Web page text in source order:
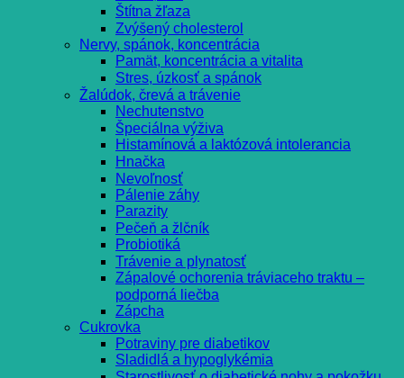
Štítna žľaza
Zvýšený cholesterol
Nervy, spánok, koncentrácia
Pamät, koncentrácia a vitalita
Stres, úzkosť a spánok
Žalúdok, črevá a trávenie
Nechutenstvo
Špeciálna výživa
Histamínová a laktózová intolerancia
Hnačka
Nevoľnosť
Pálenie záhy
Parazity
Pečeň a žlčník
Probiotiká
Trávenie a plynatosť
Zápalové ochorenia tráviaceho traktu –
podporná liečba
Zápcha
Cukrovka
Potraviny pre diabetikov
Sladidlá a hypoglykémia